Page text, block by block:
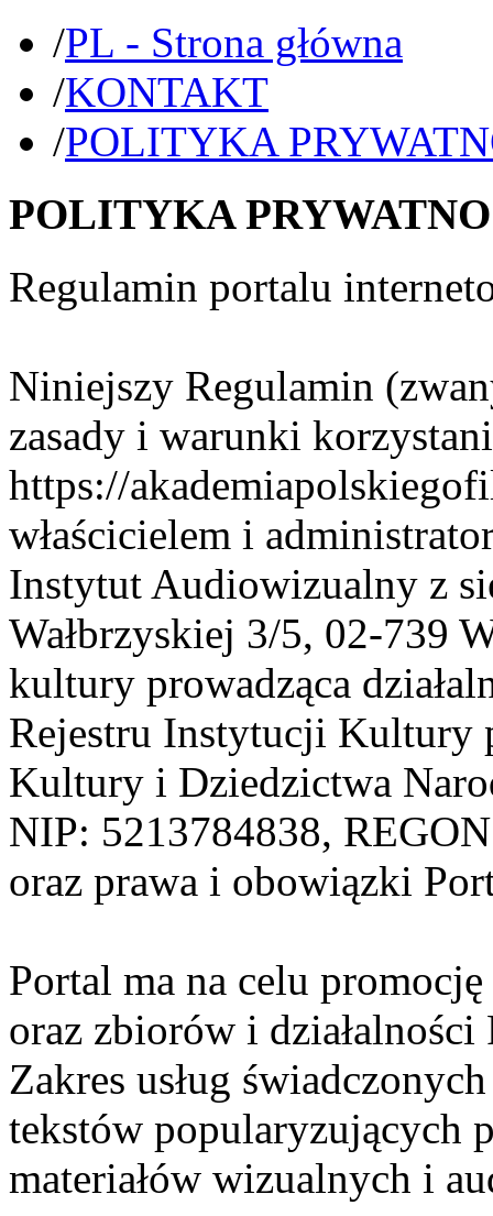
/PL - Strona główna
/KONTAKT
/POLITYKA
POLITYKA
Regulamin portalu
Niniejszy Regulamin
zasady i warunki
https://
właścicielem i
Instytut Audiowizualny z
Wałbrzyskiej 3/5, 02-739
kultury prowadząca
Rejestru Instytucji Kultury
Kultury i Dziedzictwa
NIP: 5213784838,
oraz prawa i obowiązki
Portal ma na celu
oraz zbiorów i
Zakres usług
tekstów popularyzujących
materiałów wizualnych i